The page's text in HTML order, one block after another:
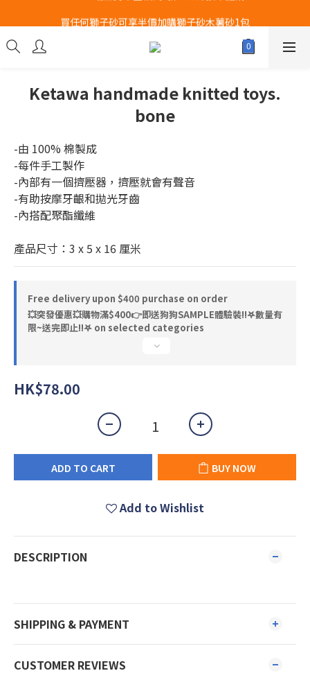
買任何獅子砂可享半價加購獅子砂木薯砂1包
Airbuggy 全線現貨8折！立即點擊火速搶購
Ketawa handmade knitted toys.
bone
-由 100% 棉製成
-每件手工製作
-內部有一個擠壓器，擠壓就會有聲音
-有助按摩牙齦和拋光牙齒
-內搭配聚酯纖維
產品尺寸：3 x 5 x 16 厘米
Free delivery upon $400 purchase on order
💥突發優惠💥購物滿$400👉即送狗狗SAMPLE體驗裝‼️𖤐數量有
限~送完即止!!𖤐 on selected categories
HK$78.00
ADD TO CART BUY NOW
Add to Wishlist
DESCRIPTION
SHIPPING & PAYMENT
CUSTOMER REVIEWS